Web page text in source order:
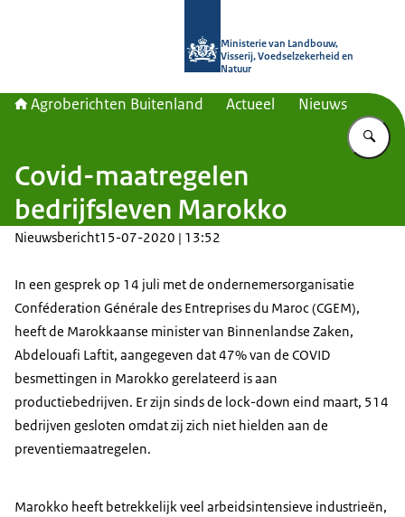
Ministerie van Landbouw,
Visserij, Voedselzekerheid en
Natuur
Agroberichten Buitenland Actueel Nieuws
Covid-maatregelen
bedrijfsleven Marokko
Nieuwsbericht15-07-2020 | 13:52
In een gesprek op 14 juli met de ondernemersorganisatie
Conféderation Générale des Entreprises du Maroc (CGEM),
heeft de Marokkaanse minister van Binnenlandse Zaken,
Abdelouafi Laftit, aangegeven dat 47% van de COVID
besmettingen in Marokko gerelateerd is aan
productiebedrijven. Er zijn sinds de lock-down eind maart, 514
bedrijven gesloten omdat zij zich niet hielden aan de
preventiemaatregelen.
Marokko heeft betrekkelijk veel arbeidsintensieve industrieën,